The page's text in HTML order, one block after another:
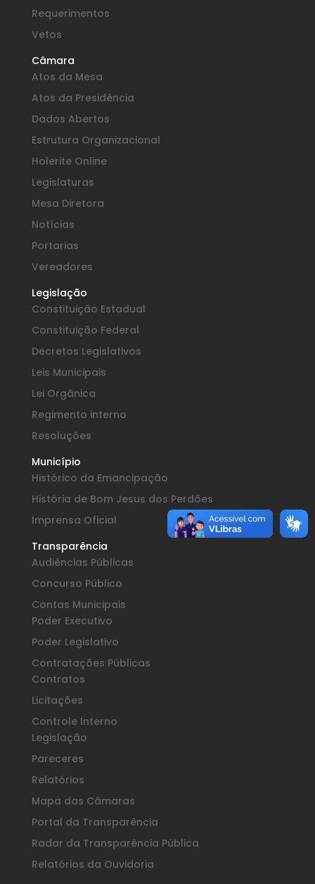
Requerimentos
Vetos
Câmara
Atos da Mesa
Atos da Presidência
Dados Abertos
Estrutura Organizacional
Holerite Online
Legislaturas
Mesa Diretora
Notícias
Portarias
Vereadores
Legislação
Constituição Estadual
Constituição Federal
Decretos Legislativos
Leis Municipais
Lei Orgânica
Regimento interno
Resoluções
Município
Histórico da Emancipação
História de Bom Jesus dos Perdões
Imprensa Oficial
Transparência
Audiências Públicas
Concurso Público
Contas Municipais
Poder Executivo
Poder Legislativo
Contratações Públicas
Contratos
Licitações
Controle Interno
Legislação
Pareceres
Relatórios
Mapa das Câmaras
Portal da Transparência
Radar da Transparência Pública
Relatórios da Ouvidoria